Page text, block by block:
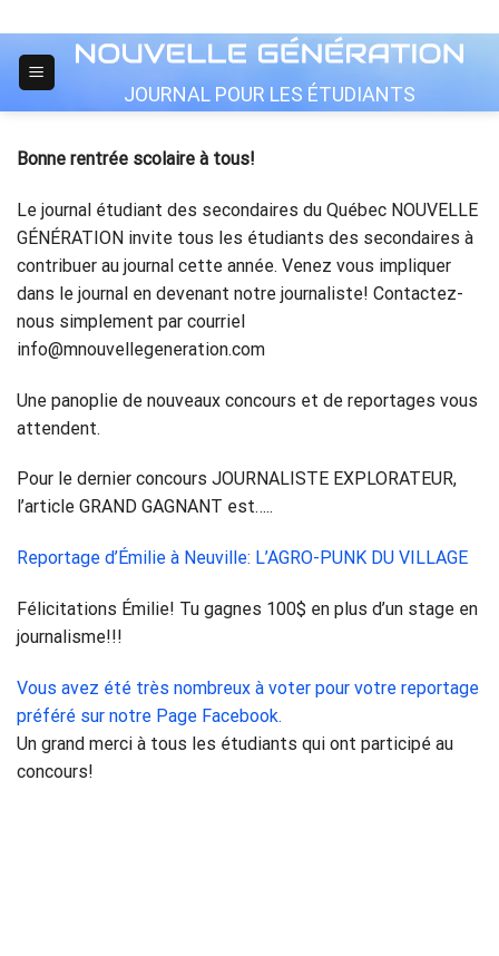
to
content
JOURNAL POUR LES ÉTUDIANTS
Bonne rentrée scolaire à tous!
Le journal étudiant des secondaires du Québec NOUVELLE
GÉNÉRATION invite tous les étudiants des secondaires à
contribuer au journal cette année. Venez vous impliquer
dans le journal en devenant notre journaliste! Contactez-
nous simplement par courriel
info@mnouvellegeneration.com
Une panoplie de nouveaux concours et de reportages vous
attendent.
Pour le dernier concours JOURNALISTE EXPLORATEUR,
l’article GRAND GAGNANT est…..
Reportage d’Émilie à Neuville: L’AGRO-PUNK DU VILLAGE
Félicitations Émilie! Tu gagnes 100$ en plus d’un stage en
journalisme!!!
Vous avez été très nombreux à voter pour votre reportage
préféré sur notre Page Facebook.
Un grand merci à tous les étudiants qui ont participé au
concours!